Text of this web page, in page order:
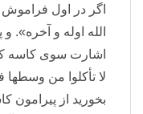
اگر در اول فراموش
الله اوله و آخره».
اشارت سوی کاسه
لا تأکلوا من
بخورید از پیرامون